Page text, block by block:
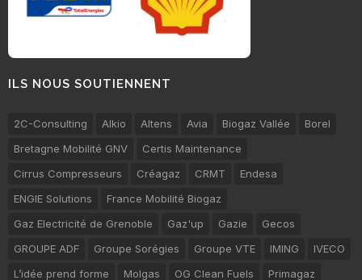
ILS NOUS SOUTIENNENT
2C-Consulting Alkio Altens Avia Biogaz Vallée
Borel
Bretagne Mobilité GNV
Certis Maintenance
Cirrus Compresseurs
Créagaz CRMT
Endesa
ENGIE Solutions
France Mobilité Biogaz
Gaz Electricité de Grenoble
Gaz'up Gazie
Gecos
GROUPE ADF
Groupe Sorégies Groupe VTE IMING
IVECO
L’idée prend forme
Molgas OG Clean Fuels Primagaz